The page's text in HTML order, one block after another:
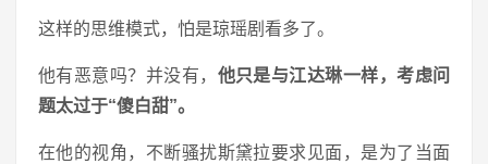
这样的思维模式，怕是琼瑶剧看多了。
他有恶意吗？并没有， 他只是与江达琳一样，考虑问
题太过于“傻白甜”。
在他的视角，不断骚扰斯黛拉要求见面，是为了当面